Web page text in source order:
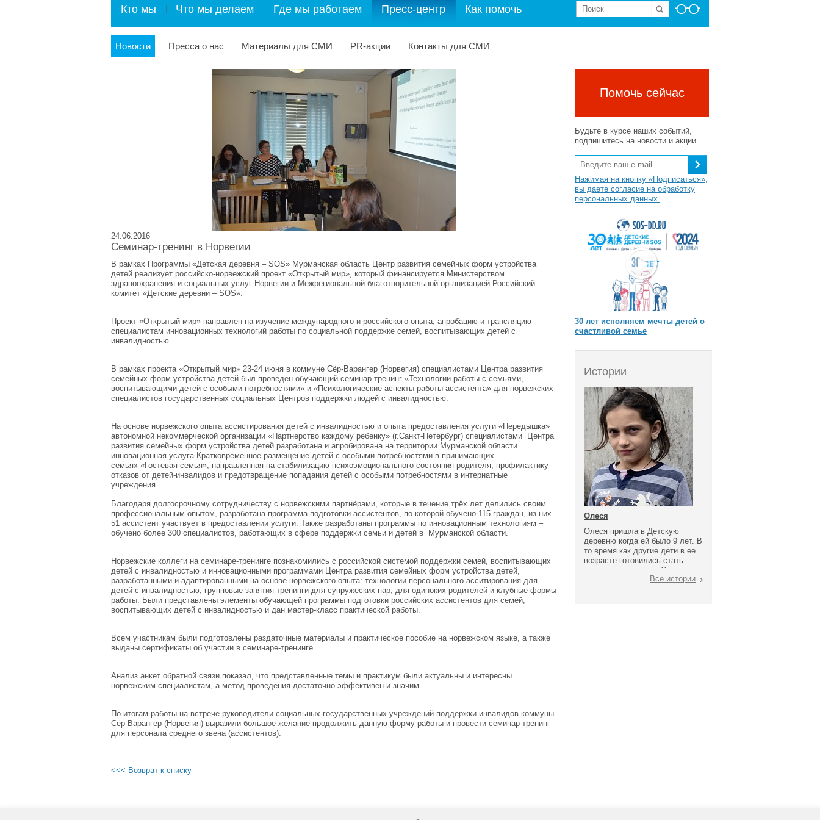
Кто мы Что мы делаем Где мы работаем Пресс-центр Как помочь
Новости Пресса о нас Материалы для СМИ PR-акции Контакты для СМИ
24.06.2016
Семинар-тренинг в Норвегии
В рамках Программы «Детская деревня – SOS» Мурманская область Центр развития семейных форм устройства
детей реализует российско-норвежский проект «Открытый мир», который финансируется Министерством
здравоохранения и социальных услуг Норвегии и Межрегиональной благотворительной организацией Российский
комитет «Детские деревни – SOS».
Проект «Открытый мир» направлен на изучение международного и российского опыта, апробацию и трансляцию
специалистам инновационных технологий работы по социальной поддержке семей, воспитывающих детей с
инвалидностью.
В рамках проекта «Открытый мир» 23-24 июня в коммуне Сёр-Варангер (Норвегия) специалистами Центра развития
семейных форм устройства детей был проведен обучающий семинар-тренинг «Технологии работы с семьями,
воспитывающими детей с особыми потребностями» и «Психологические аспекты работы ассистента» для норвежских
специалистов государственных социальных Центров поддержки людей с инвалидностью.
На основе норвежского опыта ассистирования детей с инвалидностью и опыта предоставления услуги «Передышка»
автономной некоммерческой организации «Партнерство каждому ребенку» (г.Санкт-Петербург) специалистами Центра
развития семейных форм устройства детей разработана и апробирована на территории Мурманской области
инновационная услуга Кратковременное размещение детей с особыми потребностями в принимающих
семьях «Гостевая семья», направленная на стабилизацию психоэмоционального состояния родителя, профилактику
отказов от детей-инвалидов и предотвращение попадания детей с особыми потребностями в интернатные
учреждения.
Благодаря долгосрочному сотрудничеству с норвежскими партнёрами, которые в течение трёх лет делились своим
профессиональным опытом, разработана программа подготовки ассистентов, по которой обучено 115 граждан, из них
51 ассистент участвует в предоставлении услуги. Также разработаны программы по инновационным технологиям –
обучено более 300 специалистов, работающих в сфере поддержки семьи и детей в Мурманской области.
Норвежские коллеги на семинаре-тренинге познакомились с российской системой поддержки семей, воспитывающих
детей с инвалидностью и инновационными программами Центра развития семейных форм устройства детей,
разработанными и адаптированными на основе норвежского опыта: технологии персонального асситирования для
детей с инвалидностью, групповые занятия-тренинги для супружеских пар, для одиноких родителей и клубные формы
работы. Были представлены элементы обучающей программы подготовки российских ассистентов для семей,
воспитывающих детей с инвалидностью и дан мастер-класс практической работы.
Всем участникам были подготовлены раздаточные материалы и практическое пособие на норвежском языке, а также
выданы сертификаты об участии в семинаре-тренинге.
Анализ анкет обратной связи показал, что представленные темы и практикум были актуальны и интересны
норвежским специалистам, а метод проведения достаточно эффективен и значим.
По итогам работы на встрече руководители социальных государственных учреждений поддержки инвалидов коммуны
Сёр-Варангер (Норвегия) выразили большое желание продолжить данную форму работы и провести семинар-тренинг
для персонала среднего звена (ассистентов).
<<< Возврат к списку
Помочь сейчас
Будьте в курсе наших событий,
подпишитесь на новости и акции
Нажимая на кнопку «Подписаться»,
вы даете согласие на обработку
персональных данных.
30 лет исполняем мечты детей о
счастливой семье
Истории
Олеся
Олеся пришла в Детскую
деревню когда ей было 9 лет. В
то время как другие дети в ее
возрасте готовились стать
третьеклассниками, Олесю
записали в только первый
Все истории